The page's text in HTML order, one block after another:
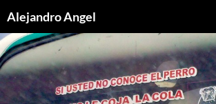
to
content
Alejandro Angel